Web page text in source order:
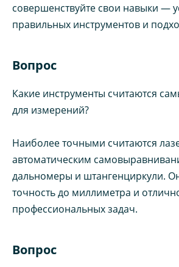
совершенствуйте свои навыки —
правильных инструментов и
Вопрос
Какие инструменты считаются
для измерений?
Наиболее точными считаются
автоматическим
дальномеры и штангенциркули.
точность до миллиметра и
профессиональных задач.
Вопрос